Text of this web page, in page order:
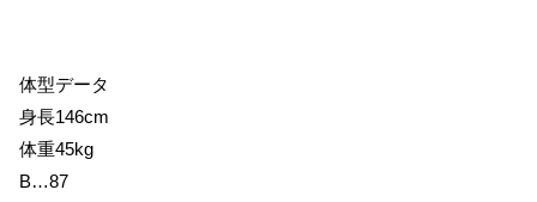
体型データ
身長146cm
体重45kg
B…87